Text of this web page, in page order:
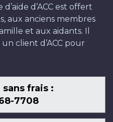
d’ACC est offert
aux anciens membres
et aux aidants. Il
un client d’ACC pour
frais :
7708